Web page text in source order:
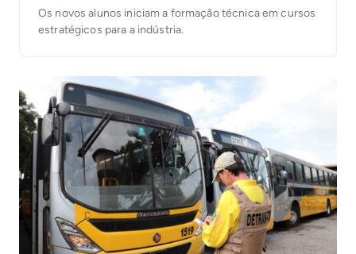
Os novos alunos iniciam a formação técnica em cursos
estratégicos para a indústria.